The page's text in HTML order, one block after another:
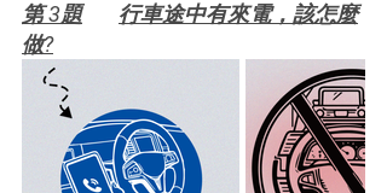
第 3題	行車途中有來電，該怎麼
做?